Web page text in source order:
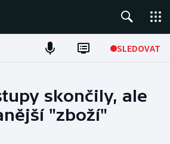
SLEDOVAT
skončily, ale
"zboží"